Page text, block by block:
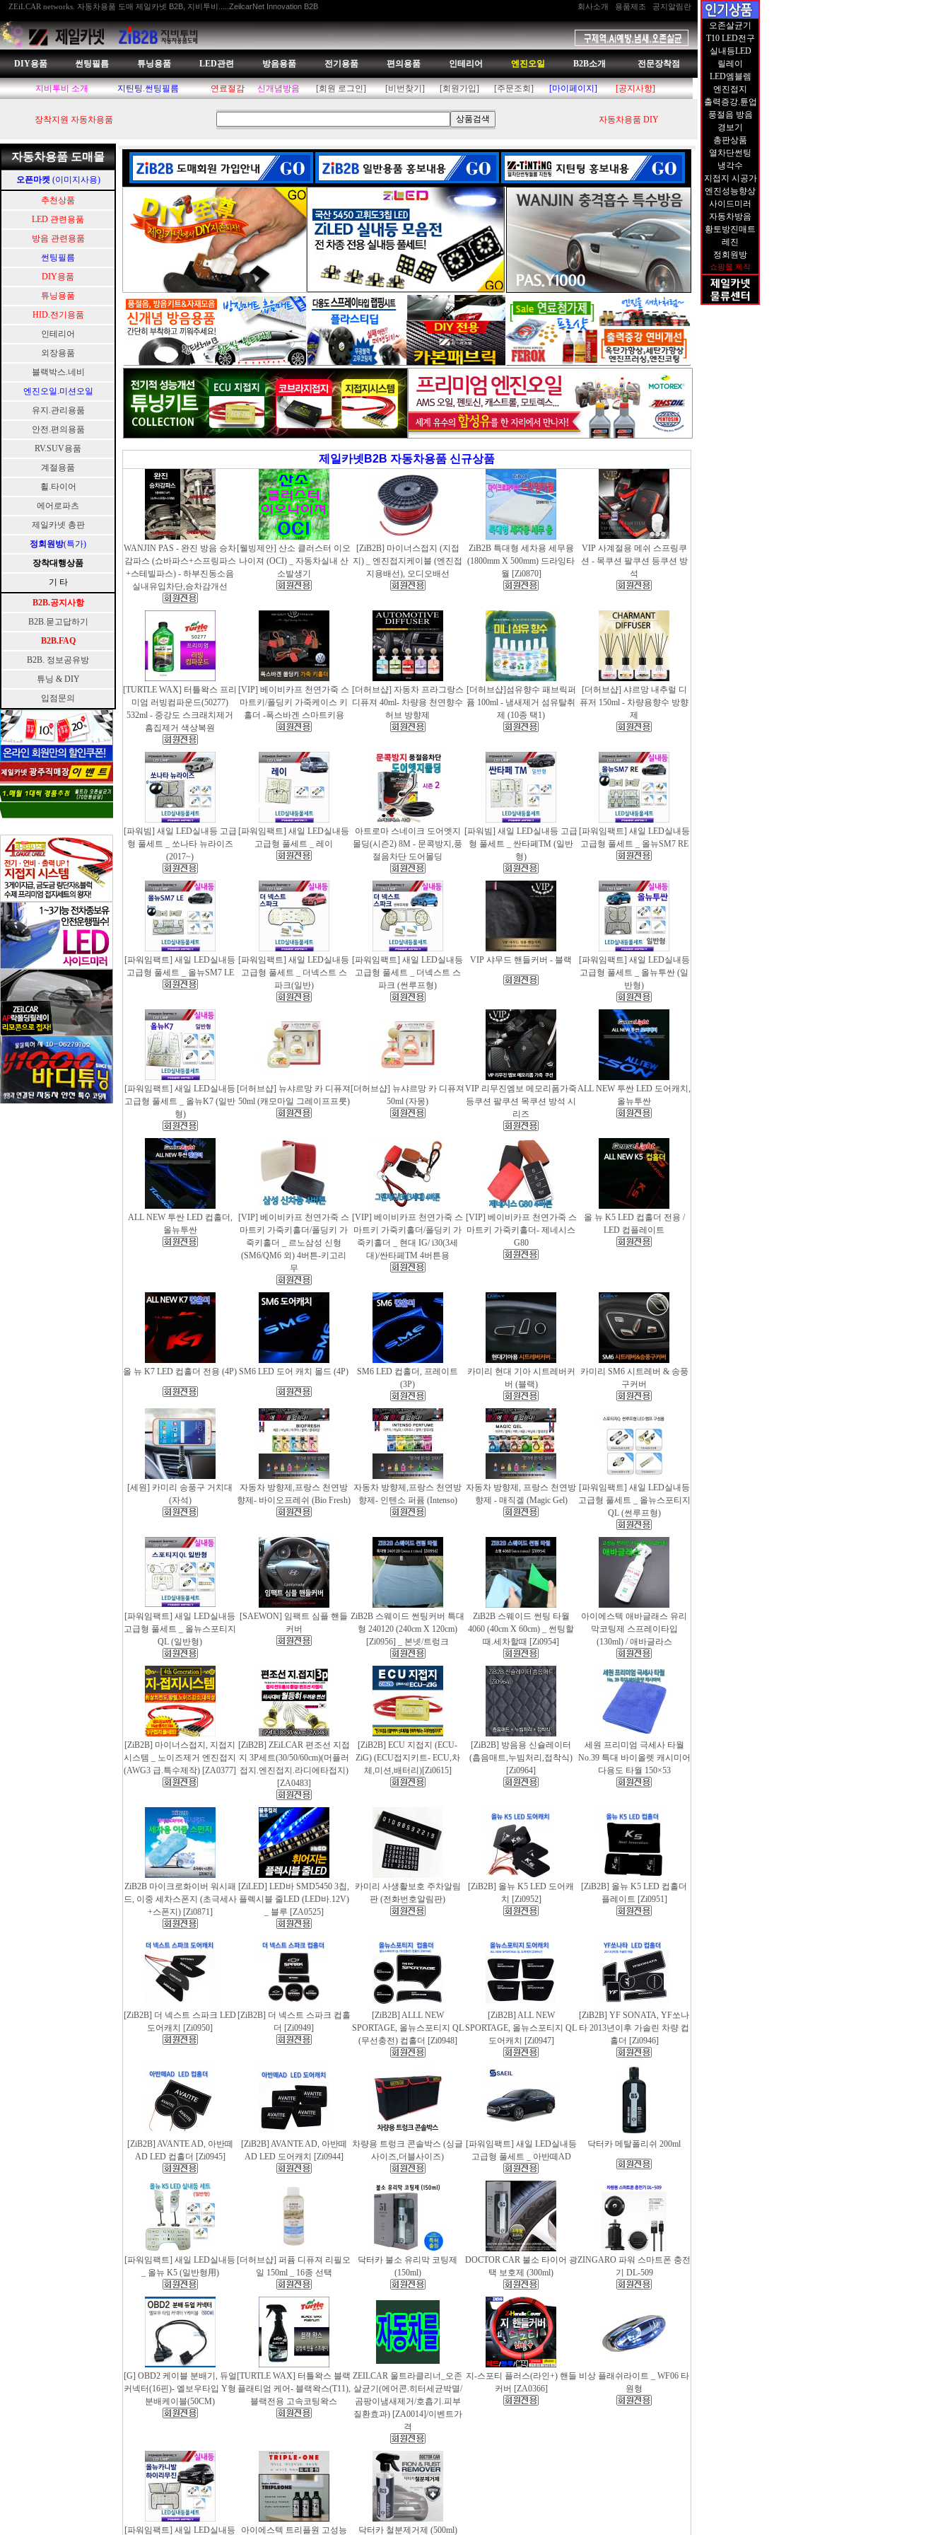
ZEiLCAR networks. 자동차용품 도매 제일카넷 B2B, 지비투비.....ZeilcarNet Innovation B2B 회사소개 용품제조 공지알림란
DIY용품 썬팅필름 튜닝용품 LED관련 방음용품 전기용품 편의용품 인테리어 엔진오일 B2B소개 전문장착점
지비투비 소개 지틴팅.썬팅필름 연료절감 신개념방음 [회원 로그인] [비번찾기] [회원가입] [주문조회] [마이페이지] [공지사항]
장착지원 자동차용품 자동차용품 DIY
자동차용품 도매몰
오픈마켓 (이미지사용)
추천상품
LED 관련용품
방음 관련용품
썬팅필름
DIY용품
튜닝용품
HID.전기용품
인테리어
외장용품
블랙박스.네비
엔진오일.미션오일
유지.관리용품
안전.편의용품
RV.SUV용품
계절용품
휠.타이어
에어로파츠
제일카넷 총판
정회원방(특가)
장착대행상품
기 타
B2B.공지사항
B2B.묻고답하기
B2B.FAQ
B2B. 정보공유방
튜닝 & DIY
입점문의
제일카넷B2B 자동차용품 신규상품
WANJIN PAS - 완진 방음 승차
감파스 (쇼바파스+스프링파스
+스테빌파스) - 하부진동소음
실내유입차단,승차감개선
[웰빙제안] 산소 클러스터 이오
나이져 (OCI) _ 자동차실내 산
소발생기
[ZiB2B] 마이너스접지 (지접
지) _ 엔진접지케이블 (엔진접
지용배선), 오디오배선
ZiB2B 특대형 세차용 세무융
(1800mm X 500mm) 드라잉타
월 [Zi0870]
VIP 사계절용 메쉬 스프링쿠
션 - 목쿠션 팔쿠션 등쿠션 방
석
[TURTLE WAX] 터틀왁스 프리
미엄 러빙컴파운드(50277)
532ml - 중강도 스크래치제거
흠집제거 색상복원
[VIP] 베이비카프 천연가죽 스
마트키/폴딩키 가죽케이스 키
홀더 -폭스바겐 스마트키용
[더허브샵] 자동차 프라그랑스
디퓨져 40ml- 차량용 천연향수
허브 방향제
[더허브샵]섬유향수 패브릭퍼
퓸 100ml - 냄새제거 섬유탈취
제 (10종 택1)
[더허브샵] 샤르망 내추럴 디
퓨저 150ml - 차량용향수 방향
제
[파워빔] 새일 LED실내등 고급
형 풀세트 _ 쏘나타 뉴라이즈
(2017~)
[파워임팩트] 새일 LED실내등
고급형 풀세트 _ 레이
아트로마 스네이크 도어엣지
몰딩(시즌2) 8M - 문콕방지,풍
절음차단 도어몰딩
[파워빔] 새일 LED실내등 고급
형 풀세트 _ 싼타페TM (일반
형)
[파워임팩트] 새일 LED실내등
고급형 풀세트 _ 올뉴SM7 RE
[파워임팩트] 새일 LED실내등
고급형 풀세트 _ 올뉴SM7 LE
[파워임팩트] 새일 LED실내등
고급형 풀세트 _ 더넥스트 스
파크(일반)
[파워임팩트] 새일 LED실내등
고급형 풀세트 _ 더넥스트 스
파크 (썬루프형)
VIP 샤무드 핸들커버 - 블랙
[파워임팩트] 새일 LED실내등
고급형 풀세트 _ 올뉴투싼 (일
반형)
[파워임팩트] 새일 LED실내등
고급형 풀세트 _ 올뉴K7 (일반
형)
[더허브샵] 뉴샤르망 카 디퓨져
50ml (캐모마일 그레이프프룻)
[더허브샵] 뉴샤르망 카 디퓨져
50ml (자몽)
VIP 리무진엠보 메모리폼가죽
등쿠션 팔쿠션 목쿠션 방석 시
리즈
ALL NEW 투싼 LED 도어캐치,
올뉴투싼
ALL NEW 투싼 LED 컵홀더,
올뉴투싼
[VIP] 베이비카프 천연가죽 스
마트키 가죽키홀더/폴딩키 가
죽키홀더 _ 르노삼성 신형
(SM6/QM6 외) 4버튼-키고리
무
[VIP] 베이비카프 천연가죽 스
마트키 가죽키홀더/폴딩키 가
죽키홀더 _ 현대 IG/ i30(3세
대)/싼타페TM 4버튼용
[VIP] 베이비카프 천연가죽 스
마트키 가죽키홀더- 제네시스
G80
올 뉴 K5 LED 컵홀더 전용 /
LED 컵플레이트
올 뉴 K7 LED 컵홀더 전용 (4P) SM6 LED 도어 캐치 몰드 (4P)
SM6 LED 컵홀더, 프레이트
(3P)
카미리 현대 기아 시트레버커
버 (블랙)
카미리 SM6 시트레버 & 송풍
구커버
[세원] 카미리 송풍구 거치대
(자석)
자동차 방향제,프랑스 천연방
향제- 바이오프레쉬 (Bio Fresh)
자동차 방향제,프랑스 천연방
향제- 인텐소 퍼퓸 (Intenso)
자동차 방향제, 프랑스 천연방
향제 - 매직겔 (Magic Gel)
[파워임팩트] 새일 LED실내등
고급형 풀세트 _ 올뉴스포티지
QL (썬루프형)
[파워임팩트] 새일 LED실내등
고급형 풀세트 _ 올뉴스포티지
QL (일반형)
[SAEWON] 임팩트 심플 핸들
커버
ZiB2B 스웨이드 썬팅커버 특대
형 240120 (240cm X 120cm)
[Zi0956] _ 본넷/트렁크
ZiB2B 스웨이드 썬팅 타월
4060 (40cm X 60cm) _ 썬팅할
때.세차할때 [Zi0954]
아이에스텍 애바글래스 유리
막코팅제 스프레이타입
(130ml) / 애바글라스
[ZiB2B] 마이너스접지, 지접지
시스템 _ 노이즈제거 엔진접지
(AWG3 급.특수제작) [ZA0377]
[ZiB2B] ZEiLCAR 편조선 지접
지 3P세트(30/50/60cm)(머플러
접지.엔진접지.라디에타접지)
[ZA0483]
[ZiB2B] ECU 지접지 (ECU-
ZiG) (ECU접지키트- ECU,차
체,미션,배터리)[Zi0615]
[ZiB2B] 방음용 신슐레이터
(흡음매트,누빔처리,접착식)
[Zi0964]
세원 프리미엄 극세사 타월
No.39 특대 바이올렛 캐시미어
다용도 타월 150×53
ZiB2B 마이크로화이버 워시패
드, 이중 세차스폰지 (초극세사
+스폰지) [Zi0871]
[ZiLED] LED바 SMD5450 3칩,
플렉시블 줄LED (LED바.12V)
_ 블루 [ZA0525]
카미리 사생활보호 주차알림
판 (전화번호알림판)
[ZiB2B] 올뉴 K5 LED 도어캐
치 [Zi0952]
[ZiB2B] 올뉴 K5 LED 컵홀더
플레이트 [Zi0951]
[ZiB2B] 더 넥스트 스파크 LED
도어캐치 [Zi0950]
[ZiB2B] 더 넥스트 스파크 컵홀
더 [Zi0949]
[ZiB2B] ALLL NEW
SPORTAGE, 올뉴스포티지 QL
(무선충전) 컵홀더 [Zi0948]
[ZiB2B] ALL NEW
SPORTAGE, 올뉴스포티지 QL
도어캐치 [Zi0947]
[ZiB2B] YF SONATA, YF쏘나
타 2013년이후 가솔린 차량 컵
홀더 [Zi0946]
[ZiB2B] AVANTE AD, 아반떼
AD LED 컵홀더 [Zi0945]
[ZiB2B] AVANTE AD, 아반떼
AD LED 도어캐치 [Zi0944]
차량용 트렁크 콘솔박스 (싱글
사이즈,더블사이즈)
[파워임팩트] 새일 LED실내등
고급형 풀세트 _ 아반떼AD
닥터카 메탈폴리쉬 200ml
[파워임팩트] 새일 LED실내등
_ 올뉴 K5 (일반형用)
[더허브샵] 퍼퓸 디퓨져 리필오
일 150ml _ 16종 선택
닥터카 불소 유리막 코팅제
(150ml)
DOCTOR CAR 불소 타이어 광
택 보호제 (300ml)
ZINGARO 파워 스마트폰 충전
기 DL-509
[G] OBD2 케이블 분배기, 듀얼
커넥터(16핀)- 엘보우타입 Y형
분배케이블(50CM)
[TURTLE WAX] 터틀왁스 블랙
플래티엄 케어- 블랙왁스(T11),
블랙전용 고속코팅왁스
ZEILCAR 울트라클리너_오존
살균기(에어콘.히터세균박멸/
곰팡이냄새제거/호흡기.피부
질환효과) [ZA0014]/이벤트가
격
지-스포티 플러스(라인+) 핸들
커버 [ZA0366]
비상 플래쉬라이트 _ WF06 타
원형
[파워임팩트] 새일 LED실내등 아이에스텍 트리플원 고성능 닥터카 철분제거제 (500ml)
오존살균기
T10 LED전구
실내등LED
릴레이
LED엠블렘
엔진접지
출력증강.튠업
풍절음 방음
경보기
총판상품
열차단썬팅
냉각수
지접지 시공가
엔진성능향상
사이드미러
자동차방음
황토방진매트
레진
정회원방
쇼핑몰 제작